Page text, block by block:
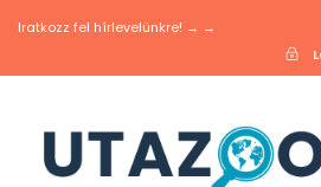
Iratkozz fel hírlevelünkre! → →